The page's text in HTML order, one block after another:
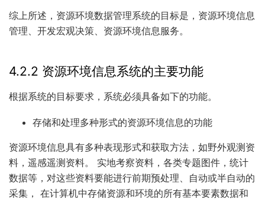
综上所述，资源环境数据管理系统的目标是，资源环境信息
管理、开发宏观决策、资源环境信息服务。
4.2.2 资源环境信息系统的主要功能
根据系统的目标要求，系统必须具备如下的功能。
存储和处理多种形式的资源环境信息的功能
资源环境信息具有多种表现形式和获取方法，如野外观测资
料，遥感遥测资料。 实地考察资料，各类专题图件，统计
数据等，对这些资料要能进行前期预处理、自动或半自动的
采集， 在计算机中存储资源和环境的所有基本要素数据和